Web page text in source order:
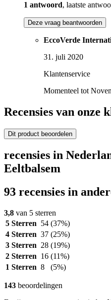
1 antwoord, laatste
Deze vraag beantwoorden
EccoVerde
31. juli 2020
Klantenservice
Momenteel tot
Recensies van onze
Dit product beoordelen
recensies in
Eeltbalsem
93 recensies in
3,8 van 5 sterren
5 Sterren 54 (37%)
4 Sterren 37 (25%)
3 Sterren 28 (19%)
2 Sterren 16 (11%)
1 Sterren 8 (5%)
143 beoordelingen